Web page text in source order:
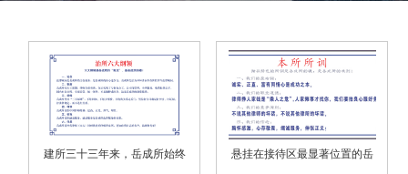
建所三十三年来，岳成所始终 悬挂在接待区最显著位置的岳